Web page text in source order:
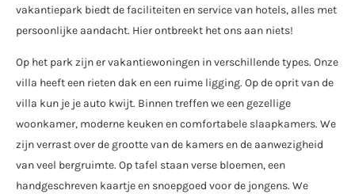
vakantiepark biedt de faciliteiten en service van hotels, alles met
persoonlijke aandacht. Hier ontbreekt het ons aan niets!
Op het park zijn er vakantiewoningen in verschillende types. Onze
villa heeft een rieten dak en een ruime ligging. Op de oprit van de
villa kun je je auto kwijt. Binnen treffen we een gezellige
woonkamer, moderne keuken en comfortabele slaapkamers. We
zijn verrast over de grootte van de kamers en de aanwezigheid
van veel bergruimte. Op tafel staan verse bloemen, een
handgeschreven kaartje en snoepgoed voor de jongens. We